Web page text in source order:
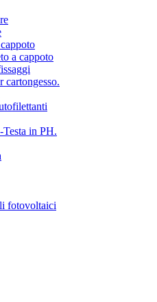
a cappoto
cartongesso.
in PH.
fotovoltaici